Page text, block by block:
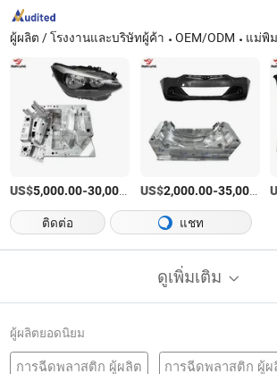
ผู้ผลิต / โรงงานและบริษัทผู้ค้า OEM/ODM แม่พิมพ์, แม่พิมพ์พลาสติก, แม่พิมพ์
US$5,000.00-30,000.00 /บางส่วน
US$2,000.00-35,000.00
ติดต่อ แชท
ดูเพิ่มเติม
ผู้ผลิตยอดนิยม
การฉีดพลาสติก ผู้ผลิต การฉีดพลาสติก ผู้ผ